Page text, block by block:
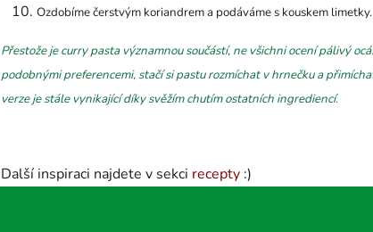
Ozdobíme čerstvým koriandrem a podáváme s kouskem limetky.
Přestože je curry pasta významnou součástí, ne všichni ocení pálivý
podobnými preferencemi, stačí si pastu rozmíchat v hrnečku a
verze je stále vynikající díky svěžím chutím ostatních ingrediencí.
Další inspiraci najdete v sekci recepty :)